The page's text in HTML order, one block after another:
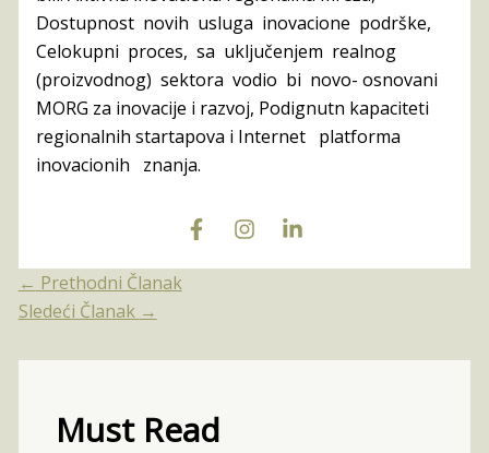
Dostupnost novih usluga inovacione podrške,
Celokupni proces, sa uključenjem realnog
(proizvodnog) sektora vodio bi novo- osnovani
MORG za inovacije i razvoj, Podignutn kapaciteti
regionalnih startapova i Internet platforma
inovacionih znanja.
← Prethodni Članak
Sledeći Članak →
Must Read